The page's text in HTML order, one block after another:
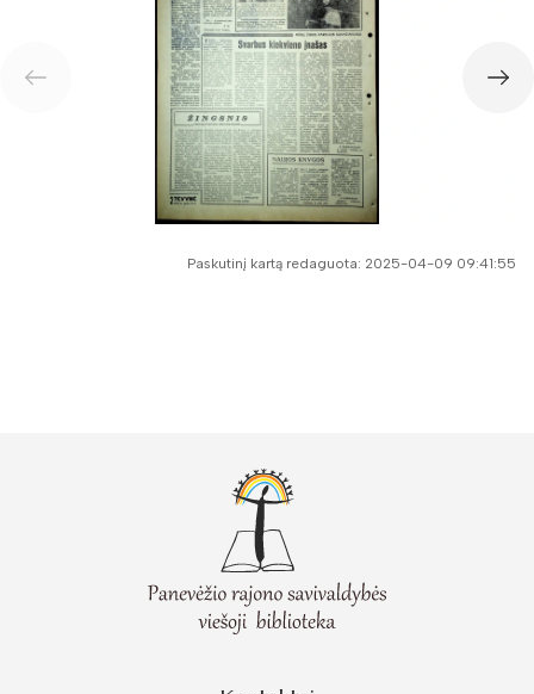
Paskutinį kartą redaguota: 2025-04-09 09:41:55